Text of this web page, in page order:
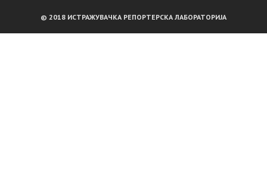
© 2018 ИСТРАЖУВАЧКА РЕПОРТЕРСКА ЛАБОРАТОРИЈА